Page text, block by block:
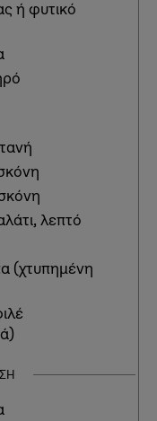
ή φυτικό
λεπτό
(χτυπημένη